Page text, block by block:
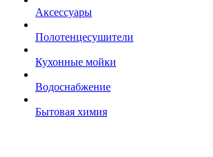
Аксессуары
Полотенцесушители
Кухонные мойки
Водоснабжение
Бытовая химия